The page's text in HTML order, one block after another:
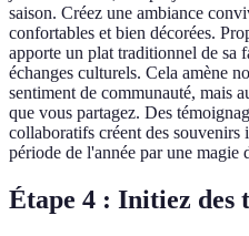
saison. Créez une ambiance
confortables et bien décorées.
apporte un plat traditionnel de sa
échanges culturels. Cela amène
sentiment de communauté, mais
que vous partagez. Des
collaboratifs créent des souvenirs
période de l'année par une magie
Étape 4 : Initiez